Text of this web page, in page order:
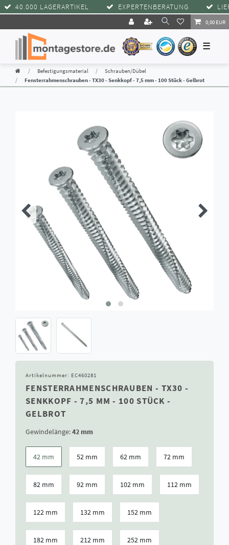
40.000 LAGERARTIKEL EXPERTENBERATUNG
0,00 EUR
☰
Befestigungsmaterial
Schrauben/Dübel
Fensterrahmenschrauben - TX30 - Senkkopf - 7,5 mm - 100 Stück - Gelbrot
Artikelnummer: EC460281
FENSTERRAHMENSCHRAUBEN - TX30 -
SENKKOPF - 7,5 MM - 100 STÜCK -
GELBROT
Gewindelänge:42 mm
42 mm 52 mm 62 mm 72 mm
82 mm 92 mm 102 mm 112 mm
122 mm 132 mm 152 mm
182 mm 212 mm 252 mm